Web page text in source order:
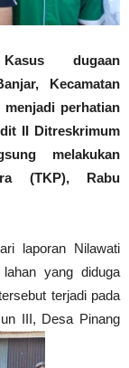
Kasus dugaan
Kecamatan
perhatian
II Ditreskrimum
melakukan
(TKP), Rabu
laporan Nilawati
yang diduga
terjadi pada
III, Desa Pinang